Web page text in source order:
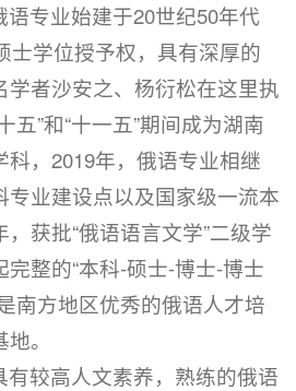
专业始建于20世纪50年代
士学位授予权，具有深厚的
学者沙安之、杨衍松在这里执
五”和“十一五”期间成为湖南
，2019年，俄语专业相继
专业建设点以及国家级一流本
获批“俄语语言文学”二级学
整的“本科-硕士-博士-博士
南方地区优秀的俄语人才培
。
有较高人文素养，熟练的俄语